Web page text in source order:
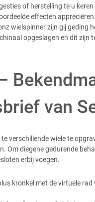
of herstelling te u keren
effecten
wielspinner zijn gij geding
opgeslagen en dit zijn
van
verschillende wiele te
Om diegene gedurende
erbij voegen.
kronkel met de virtuele rad